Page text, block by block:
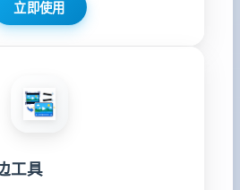
立即使用
工具